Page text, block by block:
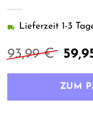
93,99€
war:
Lieferzeit 1-3
ZUM